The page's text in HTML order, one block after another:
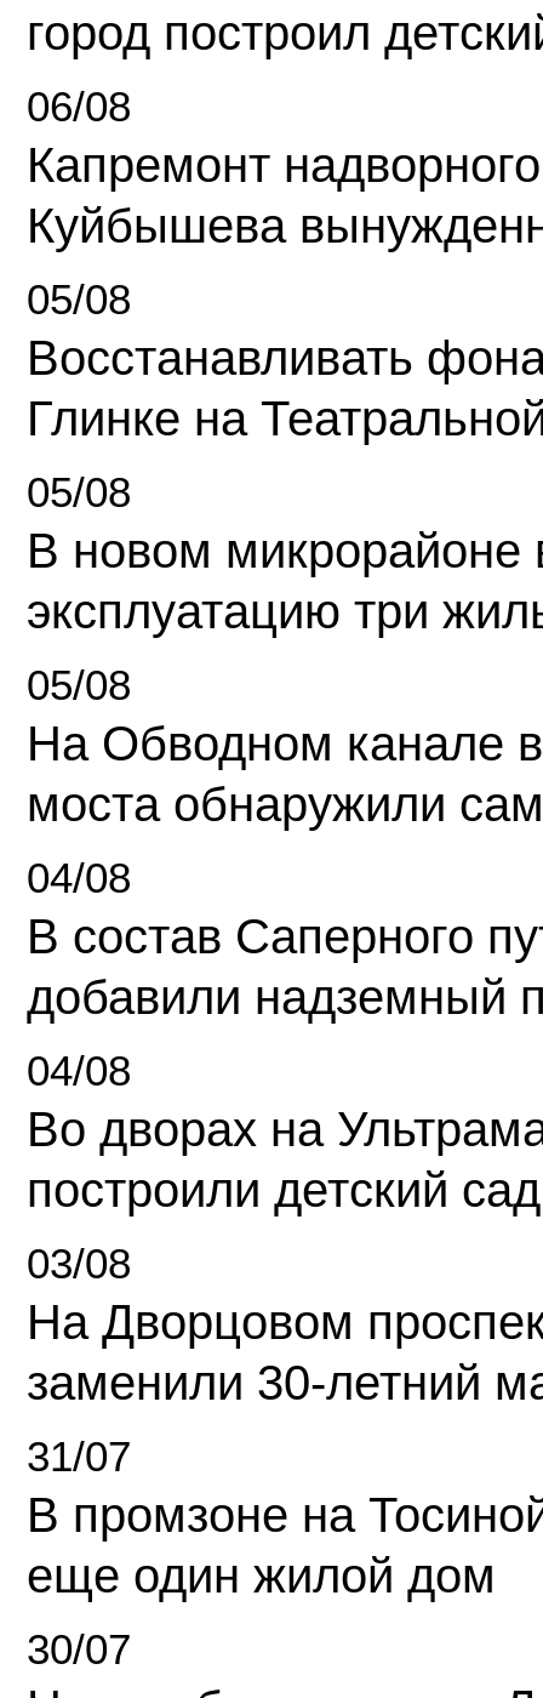
город построил
06/08
Капремонт
Куйбышева
05/08
Восстанавливать
Глинке на
05/08
В новом микрорайоне
эксплуатацию три
05/08
На Обводном канале
моста обнаружили
04/08
В состав Саперного
добавили надземный
04/08
Во дворах на
построили детский сад
03/08
На Дворцовом
заменили 30-летний
31/07
В промзоне на
еще один жилой дом
30/07